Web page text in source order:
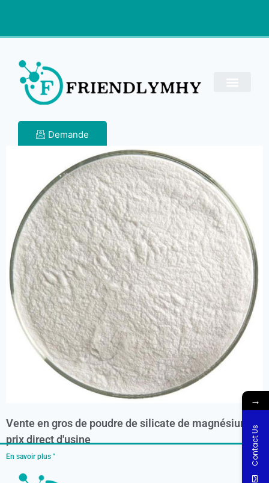
Demande
Silicate de
magnésium
Vente en gros de poudre de silicate de magnésium à
prix direct d'usine
En savoir plus "
→
Contact Us